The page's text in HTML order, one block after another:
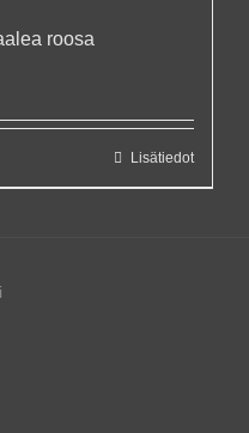
roosa
Lisätiedot